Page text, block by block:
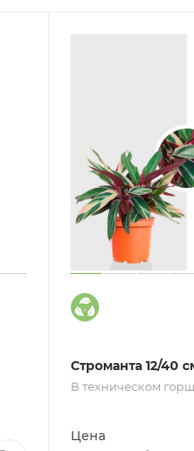
Строманта 12/40
В техническом
Цена